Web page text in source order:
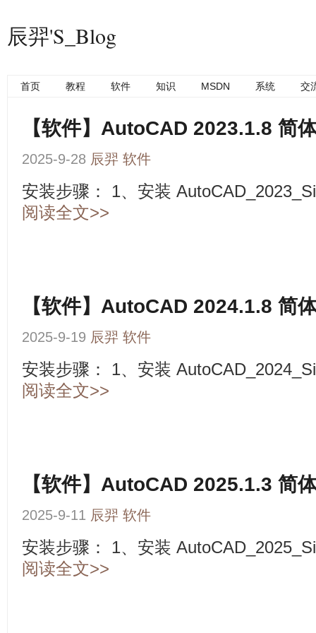
辰羿'S_Blog
首页 教程 软件 知识 MSDN 系统 交
【软件】AutoCAD 2023.1.8 简
2025-9-28 辰羿 软件
安装步骤： 1、安装
阅读全文>>
【软件】AutoCAD 2024.1.8 简
2025-9-19 辰羿 软件
安装步骤： 1、安装
阅读全文>>
【软件】AutoCAD 2025.1.3 简
2025-9-11 辰羿 软件
安装步骤： 1、安装
阅读全文>>